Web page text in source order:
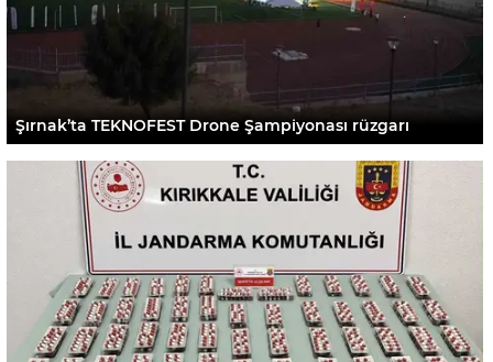
Şırnak’ta TEKNOFEST Drone Şampiyonası rüzgarı